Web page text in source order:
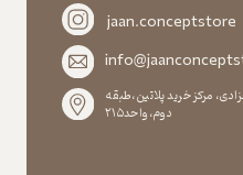
jaan.conceptstore
مرکز خرید پلاتین،طبقه
دوم،واحد۲۱۵